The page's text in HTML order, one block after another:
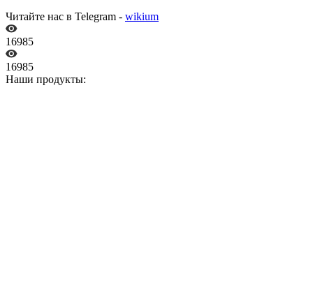
Читайте нас в Telegram - wikium
16985
16985
Наши продукты: